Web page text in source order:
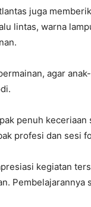
juga
lintas, warna
agar
penuh
profesi dan sesi
kegiatan
Pembelajarannya